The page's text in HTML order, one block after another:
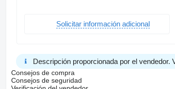
Solicitar información adicional
Descripción proporcionada por el vendedor.
Consejos de compra
Consejos de seguridad